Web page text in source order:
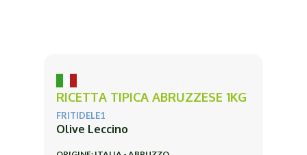
RICETTA TIPICA ABRUZZESE 1KG
FRITIDELE1
Olive Leccino